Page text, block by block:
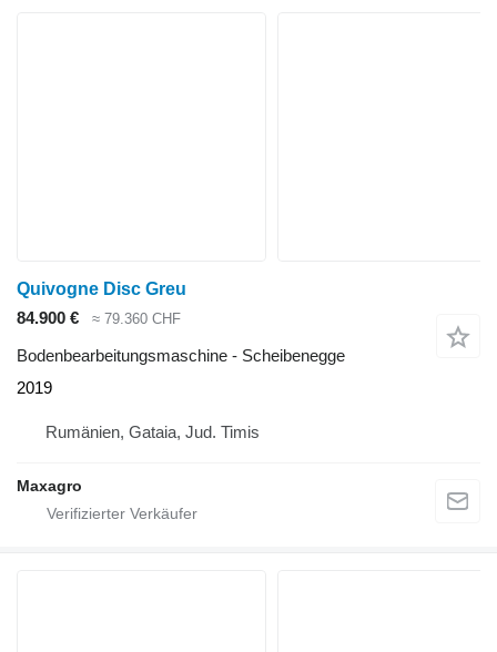
Quivogne Disc Greu
84.900 €
≈ 79.360 CHF
Bodenbearbeitungsmaschine - Scheibenegge
2019
Rumänien, Gataia, Jud. Timis
Maxagro